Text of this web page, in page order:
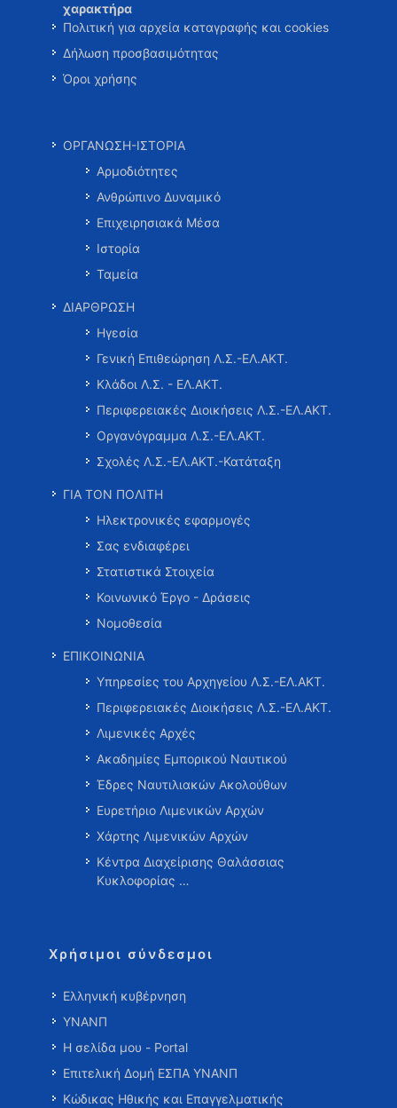
χαρακτήρα
Πολιτική για αρχεία καταγραφής και cookies
Δήλωση προσβασιμότητας
Όροι χρήσης
ΟΡΓΑΝΩΣΗ-ΙΣΤΟΡΙΑ
Αρμοδιότητες
Ανθρώπινο Δυναμικό
Επιχειρησιακά Μέσα
Ιστορία
Ταμεία
ΔΙΑΡΘΡΩΣΗ
Ηγεσία
Γενική Επιθεώρηση Λ.Σ.-ΕΛ.ΑΚΤ.
Κλάδοι Λ.Σ. - ΕΛ.ΑΚΤ.
Περιφερειακές Διοικήσεις Λ.Σ.-ΕΛ.ΑΚΤ.
Οργανόγραμμα Λ.Σ.-ΕΛ.ΑΚΤ.
Σχολές Λ.Σ.-ΕΛ.ΑΚΤ.-Κατάταξη
ΓΙΑ ΤΟΝ ΠΟΛΙΤΗ
Ηλεκτρονικές εφαρμογές
Σας ενδιαφέρει
Στατιστικά Στοιχεία
Κοινωνικό Έργο - Δράσεις
Νομοθεσία
ΕΠΙΚΟΙΝΩΝΙΑ
Υπηρεσίες του Αρχηγείου Λ.Σ.-ΕΛ.ΑΚΤ.
Περιφερειακές Διοικήσεις Λ.Σ.-ΕΛ.ΑΚΤ.
Λιμενικές Αρχές
Ακαδημίες Εμπορικού Ναυτικού
Έδρες Ναυτιλιακών Ακολούθων
Ευρετήριο Λιμενικών Αρχών
Χάρτης Λιμενικών Αρχών
Κέντρα Διαχείρισης Θαλάσσιας
Κυκλοφορίας …
Χρήσιμοι σύνδεσμοι
Ελληνική κυβέρνηση
ΥΝΑΝΠ
Η σελίδα μου - Portal
Επιτελική Δομή ΕΣΠΑ ΥΝΑΝΠ
Κώδικας Ηθικής και Επαγγελματικής